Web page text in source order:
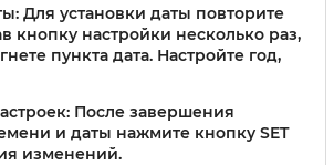
Для установки даты повторите
кнопку настройки несколько раз,
пункта дата. Настройте год,
После завершения
и даты нажмите кнопку SET
изменений.